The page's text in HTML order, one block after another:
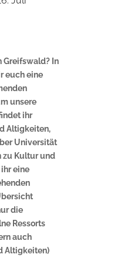
Greifswald? In
euch eine
unsere
ihr
Altigkeiten,
Universität
zu Kultur und
eine
die
Ressorts
auch
Altigkeiten)